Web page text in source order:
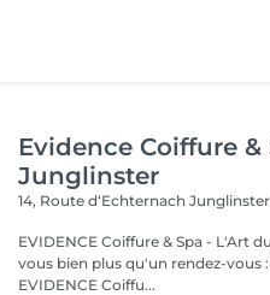
Evidence Coiffure &
Junglinster
14, Route d‘EchternachJunglinster
EVIDENCE Coiffure & Spa - L'Art du
vous bien plus qu'un rendez-vous :
EVIDENCE Coiffu...